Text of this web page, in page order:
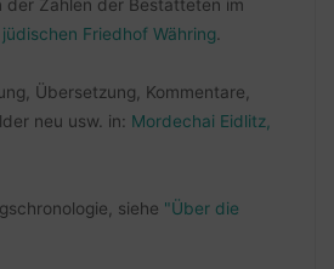
der Zahlen der Bestatteten im
Friedhof Währing.
Übersetzung, Kommentare,
neu usw. in: Mordechai Eidlitz,
siehe "Über die